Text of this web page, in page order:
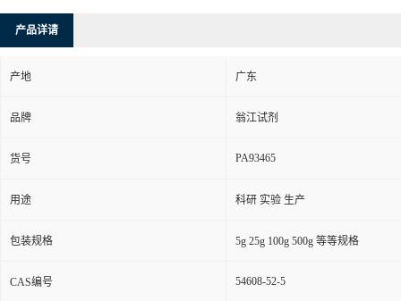
产品详请
产地 广东
品牌 翁江试剂
货号 PA93465
用途 科研 实验 生产
包装规格 5g 25g 100g 500g 等等规格
CAS编号 54608-52-5